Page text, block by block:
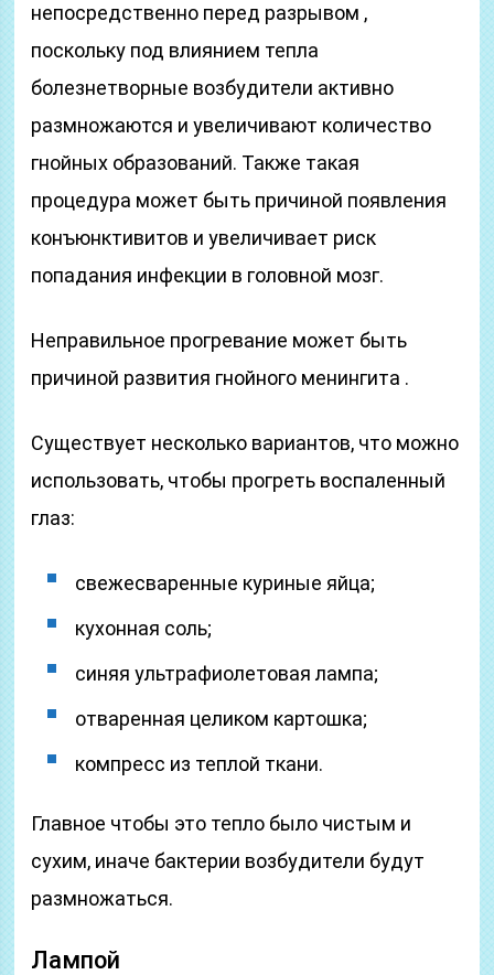
непосредственно перед разрывом ,
поскольку под влиянием тепла
болезнетворные возбудители активно
размножаются и увеличивают количество
гнойных образований. Также такая
процедура может быть причиной появления
конъюнктивитов и увеличивает риск
попадания инфекции в головной мозг.
Неправильное прогревание может быть
причиной развития гнойного менингита .
Существует несколько вариантов, что можно
использовать, чтобы прогреть воспаленный
глаз:
свежесваренные куриные яйца;
кухонная соль;
синяя ультрафиолетовая лампа;
отваренная целиком картошка;
компресс из теплой ткани.
Главное чтобы это тепло было чистым и
сухим, иначе бактерии возбудители будут
размножаться.
Лампой